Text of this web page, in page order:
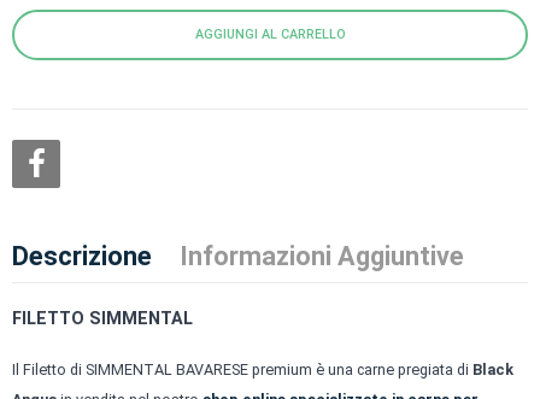
AGGIUNGI AL CARRELLO
Descrizione Informazioni Aggiuntive
FILETTO SIMMENTAL
Il Filetto di SIMMENTAL BAVARESE premium è una carne pregiata di Black